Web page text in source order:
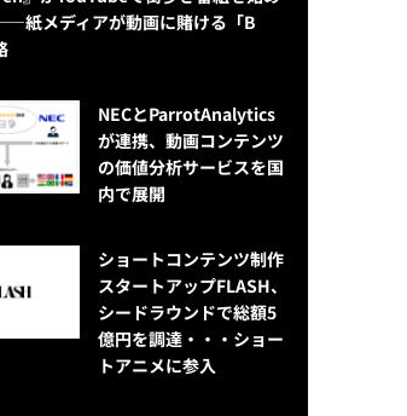
紙メディアが動画に賭ける「B
NECとParrotAnalytics
が連携、動画コンテンツ
の価値分析サービスを国
内で展開
ショートコンテンツ制作
スタートアップFLASH、
シードラウンドで総額5
億円を調達・・・ショー
トアニメに参入